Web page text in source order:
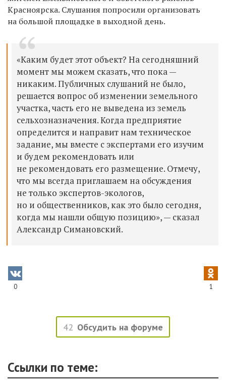
Красноярска. Слушания попросили организовать
на большой площадке в выходной день.
«Каким будет этот объект? На сегодняшний
момент мы можем сказать, что пока —
никаким. Публичных слушаний не было,
решается вопрос об изменении земельного
участка, часть его не выведена из земель
сельхозназначения. Когда предприятие
определится и направит нам техническое
задание, мы вместе с экспертами его изучим
и будем рекомендовать или
не рекомендовать его размещение. Отмечу,
что мы всегда приглашаем на обсуждения
не только экспертов-экологов,
но и общественников, как это было сегодня,
когда мы нашли общую позицию», — сказал
Александр Симановский.
0 1
42 Обсудить на форуме
Ссылки по теме: